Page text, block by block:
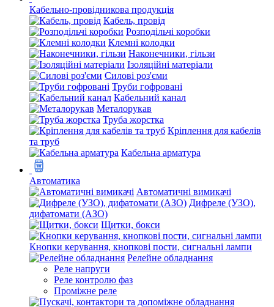
Кабельно-провідникова продукція
Кабель, провід
Розподільчі коробки
Клемні колодки
Наконечники, гільзи
Ізоляційні матеріали
Силові роз'єми
Труби гофровані
Кабельний канал
Металорукав
Труба жорстка
Кріплення для кабелів
та труб
Кабельна арматура
Автоматика
Автоматичні вимикачі
Дифреле (УЗО),
дифатомати (АЗО)
Щитки, бокси
Кнопки керування, кнопкові пости, сигнальні лампи
Релейне обладнання
Реле напруги
Реле контролю фаз
Проміжне реле